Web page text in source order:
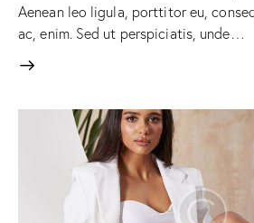
Aenean leo ligula, porttitor eu,
ac, enim. Sed ut perspiciatis, unde…